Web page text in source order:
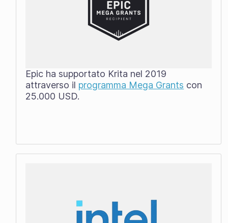
Epic ha supportato Krita nel 2019
attraverso il programma Mega Grants con
25.000 USD.